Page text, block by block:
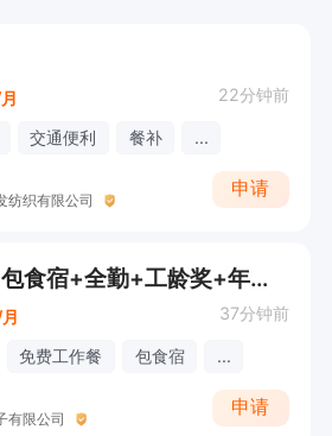
22分钟前
交通便利 餐补 ...
纺织有限公司
申请
自动机作业员（包食宿+全勤+工龄奖+年终奖）
37分钟前
免费工作餐 包食宿 ...
有限公司
申请